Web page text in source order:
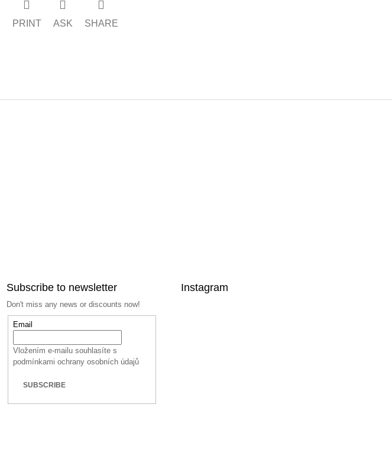
PRINT ASK SHARE
Subscribe to newsletter
Don't miss any news or discounts now!
Email
Vložením e-mailu souhlasíte s
podmínkami ochrany osobních údajů
SUBSCRIBE
Instagram